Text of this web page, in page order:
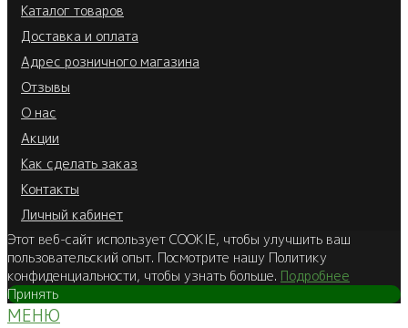
Каталог товаров
Доставка и оплата
Адрес розничного магазина
Отзывы
О нас
Акции
Как сделать заказ
Контакты
Личный кабинет
Этот веб-сайт использует COOKIE, чтобы улучшить ваш
пользовательский опыт. Посмотрите нашу Политику
конфиденциальности, чтобы узнать больше. Подробнее
Принять
МЕНЮ